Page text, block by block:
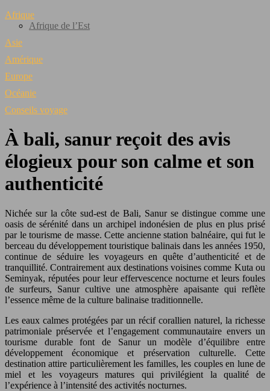
Afrique
Afrique de l’Est
Asie
Amérique
Europe
Océanie
Conseils voyage
À bali, sanur reçoit des avis
élogieux pour son calme et son
authenticité
Nichée sur la côte sud-est de Bali, Sanur se distingue comme une
oasis de sérénité dans un archipel indonésien de plus en plus prisé
par le tourisme de masse. Cette ancienne station balnéaire, qui fut le
berceau du développement touristique balinais dans les années 1950,
continue de séduire les voyageurs en quête d’authenticité et de
tranquillité. Contrairement aux destinations voisines comme Kuta ou
Seminyak, réputées pour leur effervescence nocturne et leurs foules
de surfeurs, Sanur cultive une atmosphère apaisante qui reflète
l’essence même de la culture balinaise traditionnelle.
Les eaux calmes protégées par un récif corallien naturel, la richesse
patrimoniale préservée et l’engagement communautaire envers un
tourisme durable font de Sanur un modèle d’équilibre entre
développement économique et préservation culturelle. Cette
destination attire particulièrement les familles, les couples en lune de
miel et les voyageurs matures qui privilégient la qualité de
l’expérience à l’intensité des activités nocturnes.